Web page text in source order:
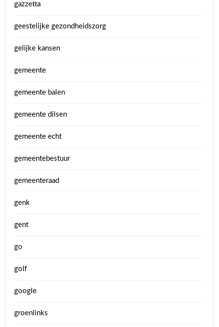
gazzetta
geestelijke gezondheidszorg
gelijke kansen
gemeente
gemeente balen
gemeente dilsen
gemeente echt
gemeentebestuur
gemeenteraad
genk
gent
go
golf
google
groenlinks